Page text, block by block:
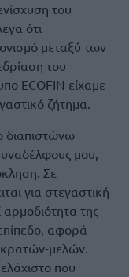
του
ότι
μεταξύ των
του
ECOFIN είχαμε
ζήτημα.
διαπιστώνω
μου,
Σε
για στεγαστική
της
αφορά
κρατών-μελών.
που